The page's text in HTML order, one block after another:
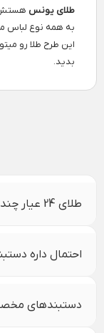
طلای یونس هستش
به همه نوع لباس
این طرح طلا رو
بدید.
طلای 24 عیار چند درصد طلای خالصه؟
احتمال داره
دستبندهای